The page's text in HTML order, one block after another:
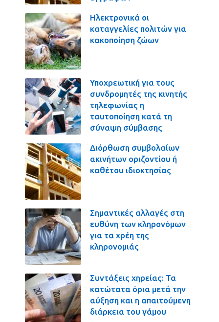
Ηλεκτρονικά οι
καταγγελίες πολιτών για
κακοποίηση ζώων
Υποχρεωτική για τους
συνδρομητές της κινητής
τηλεφωνίας η
ταυτοποίηση κατά τη
σύναψη σύμβασης
Διόρθωση συμβολαίων
ακινήτων οριζοντίου ή
καθέτου ιδιοκτησίας
Σημαντικές αλλαγές στη
ευθύνη των κληρονόμων
για τα χρέη της
κληρονομιάς
Συντάξεις χηρείας: Τα
κατώτατα όρια μετά την
αύξηση και η απαιτούμενη
διάρκεια του γάμου